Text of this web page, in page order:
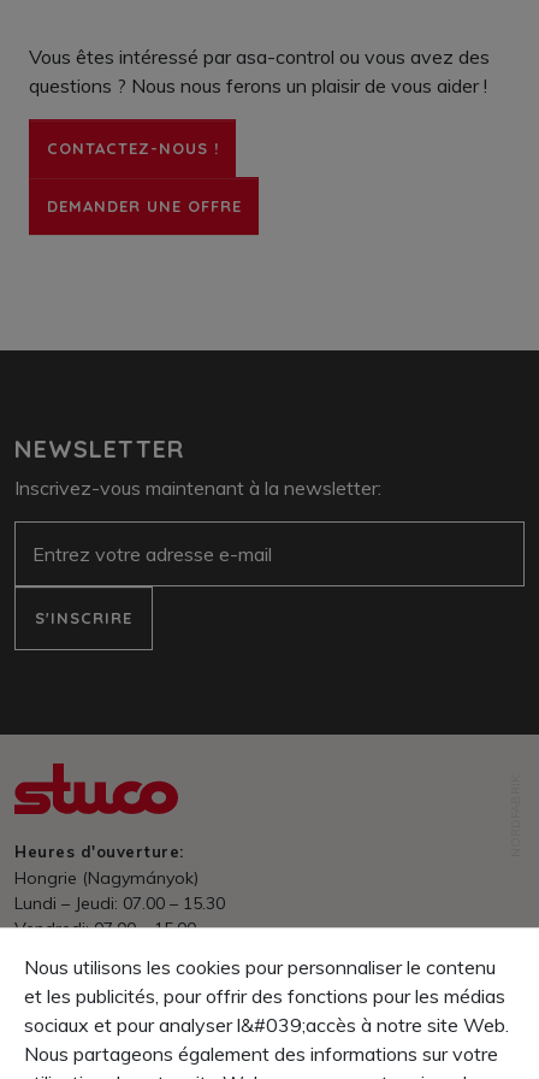
Vous êtes intéressé par asa-control ou vous avez des
questions ? Nous nous ferons un plaisir de vous aider !
CONTACTEZ-NOUS !
DEMANDER UNE OFFRE
NEWSLETTER
Inscrivez-vous maintenant à la newsletter:
S'INSCRIRE
Heures d'ouverture:
Hongrie (Nagymányok)
Lundi – Jeudi: 07.00 – 15.30
Vendredi: 07.00 – 15.00
Expédition
en ligne dès prix HUF 70&#039;000.- franco domicile
Paiement
Nous utilisons les cookies pour personnaliser le contenu
et les publicités, pour offrir des fonctions pour les médias
sociaux et pour analyser l&#039;accès à notre site Web.
Nous partageons également des informations sur votre